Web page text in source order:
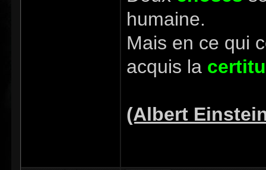
humaine.
Mais en ce qui
acquis la
(Albert